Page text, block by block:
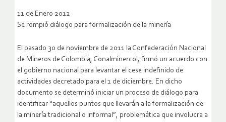
11 de Enero 2012
Se rompió diálogo para formalización de la minería
El pasado 30 de noviembre de 2011 la Confederación Nacional
de Mineros de Colombia, Conalminercol, firmó un acuerdo con
el gobierno nacional para levantar el cese indefinido de
actividades decretado para el 1 de diciembre. En dicho
documento se determinó iniciar un proceso de diálogo para
identificar “aquellos puntos que llevarán a la formalización de
la minería tradicional o informal”, problemática que involucra a